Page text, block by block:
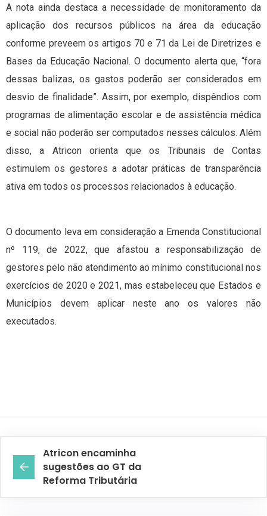
A nota ainda destaca a necessidade de monitoramento da
aplicação dos recursos públicos na área da educação
conforme preveem os artigos 70 e 71 da Lei de Diretrizes e
Bases da Educação Nacional. O documento alerta que, “fora
dessas balizas, os gastos poderão ser considerados em
desvio de finalidade”. Assim, por exemplo, dispêndios com
programas de alimentação escolar e de assistência médica
e social não poderão ser computados nesses cálculos. Além
disso, a Atricon orienta que os Tribunais de Contas
estimulem os gestores a adotar práticas de transparência
ativa em todos os processos relacionados à educação.
O documento leva em consideração a Emenda Constitucional
nº 119, de 2022, que afastou a responsabilização de
gestores pelo não atendimento ao mínimo constitucional nos
exercícios de 2020 e 2021, mas estabeleceu que Estados e
Municípios devem aplicar neste ano os valores não
executados.
Atricon encaminha
sugestões ao GT da
Reforma Tributária